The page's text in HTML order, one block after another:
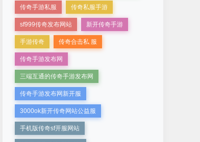
传奇手游私服 传奇私服手游
sf999传奇发布网站 新开传奇手游
手游传奇 传奇合击私 服
传奇手游发布网
三端互通的传奇手游发布网
传奇手游发布网新开服
3000ok新开传奇网站公益服
手机版传奇sf开服网站